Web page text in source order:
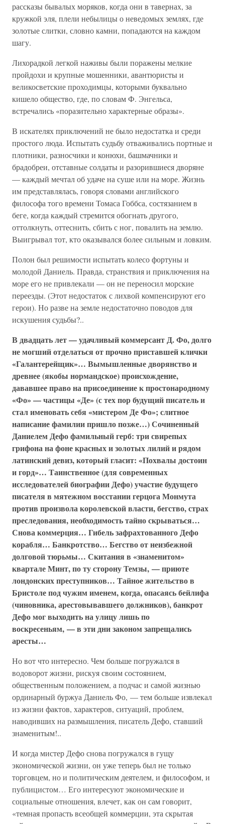
рассказы бывалых моряков, когда они в тавернах, за
кружкой эля, плели небылицы о неведомых землях, где
золотые слитки, словно камни, попадаются на каждом
шагу.
Лихорадкой легкой наживы были поражены мелкие
пройдохи и крупные мошенники, авантюристы и
великосветские проходимцы, которыми буквально
кишело общество, где, по словам Ф. Энгельса,
встречались «поразительно характерные образы».
В искателях приключений не было недостатка и среди
простого люда. Испытать судьбу отваживались портные и
плотники, разносчики и конюхи, башмачники и
брадобреи, отставные солдаты и разорившиеся дворяне
— каждый мечтал об удаче на суше или на море. Жизнь
им представлялась, говоря словами английского
философа того времени Томаса Гоббса, состязанием в
беге, когда каждый стремится обогнать другого,
оттолкнуть, оттеснить, сбить с ног, повалить на землю.
Выигрывал тот, кто оказывался более сильным и ловким.
Полон был решимости испытать колесо фортуны и
молодой Даниель. Правда, странствия и приключения на
море его не привлекали — он не переносил морские
переезды. (Этот недостаток с лихвой компенсируют его
герои). Но разве на земле недостаточно поводов для
искушения судьбы?..
В двадцать лет — удачливый коммерсант Д. Фо, долго
не могший отделаться от прочно приставшей клички
«Галантерейщик»… Вымышленные дворянство и
древнее (якобы нормандское) происхождение,
дававшее право на присоединение к простонародному
«Фо» — частицы «Де» (с тех пор будущий писатель и
стал именовать себя «мистером Де Фо»; слитное
написание фамилии пришло позже…) Сочиненный
Даниелем Дефо фамильный герб: три свирепых
грифона на фоне красных и золотых лилий и рядом
латинский девиз, который гласит: «Похвалы достоин
и горд»… Таинственное (для современных
исследователей биографии Дефо) участие будущего
писателя в мятежном восстании герцога Монмута
против произвола королевской власти, бегство, страх
преследования, необходимость тайно скрываться…
Снова коммерция… Гибель зафрахтованного Дефо
корабля… Банкротство… Бегство от неизбежной
долговой тюрьмы… Скитания в «знаменитом»
квартале Минт, по ту сторону Темзы, — приюте
лондонских преступников… Тайное жительство в
Бристоле под чужим именем, когда, опасаясь бейлифа
(чиновника, арестовывавшего должников), банкрот
Дефо мог выходить на улицу лишь по
воскресеньям, — в эти дни законом запрещались
аресты…
Но вот что интересно. Чем больше погружался в
водоворот жизни, рискуя своим состоянием,
общественным положением, а подчас и самой жизнью
ординарный буржуа Даниель Фо, — тем больше извлекал
из жизни фактов, характеров, ситуаций, проблем,
наводивших на размышления, писатель Дефо, ставший
знаменитым!..
И когда мистер Дефо снова погружался в гущу
экономической жизни, он уже теперь был не только
торговцем, но и политическим деятелем, и философом, и
публицистом… Его интересуют экономические и
социальные отношения, влечет, как он сам говорит,
«темная пропасть всеобщей коммерции, эта скрытая